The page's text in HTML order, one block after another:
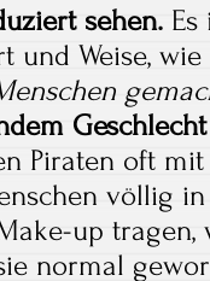
sehen.
und Weise,
Piraten oft
völlig
up tragen,
normal